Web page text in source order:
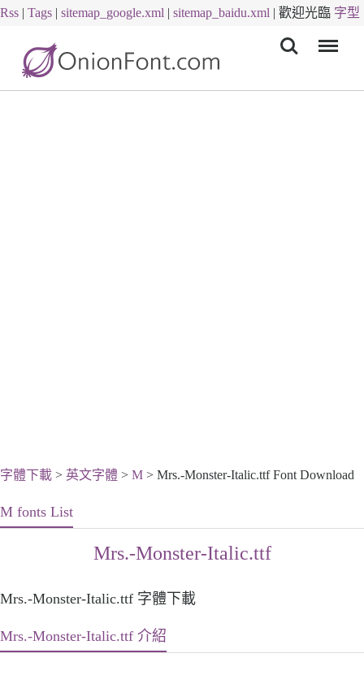
Rss | Tags | sitemap_google.xml | sitemap_baidu.xml | 歡迎光臨 字型
字體下載 > 英文字體 > M > Mrs.-Monster-Italic.ttf Font Download
M fonts List
Mrs.-Monster-Italic.ttf
Mrs.-Monster-Italic.ttf 字體下載
Mrs.-Monster-Italic.ttf 介紹